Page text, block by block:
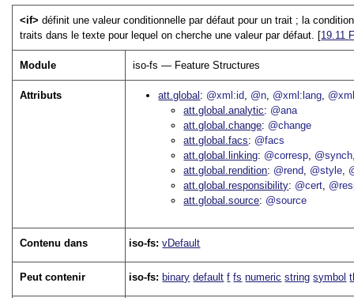
<if>définit une valeur conditionnelle par défaut pour un trait ; la
traits dans le texte pour lequel on cherche une valeur par défaut. [19.11
Module iso-fs — Feature Structures
Attributs att.global @xml:id @n @xml:lang
att.global.analytic
@ana
att.global.change @change
att.global.facs
@facs
att.global.linking @corresp @synch
att.global.rendition @rend @style
att.global.responsibility @cert
att.global.source @source
Contenu dans iso-fs:vDefault
Peut contenir iso-fs: binary default f fs numeric string symbol